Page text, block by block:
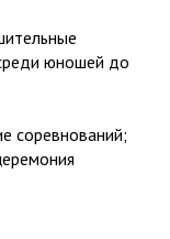
юношей до
соревнований;